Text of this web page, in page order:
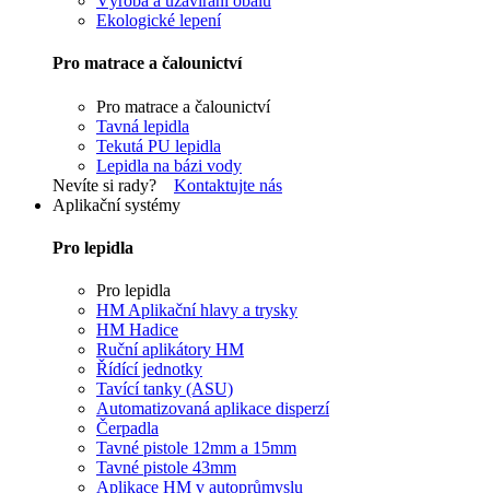
Ekologické lepení
Pro matrace a čalounictví
Pro matrace a čalounictví
Tavná lepidla
Tekutá PU lepidla
Lepidla na bázi vody
Nevíte si rady? Kontaktujte nás
Aplikační systémy
Pro lepidla
Pro lepidla
HM Aplikační hlavy a trysky
HM Hadice
Ruční aplikátory HM
Řídící jednotky
Tavící tanky (ASU)
Automatizovaná aplikace disperzí
Čerpadla
Tavné pistole 12mm a 15mm
Tavné pistole 43mm
Aplikace HM v autoprůmyslu